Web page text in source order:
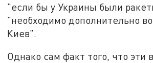
"если бы у Украины были
"необходимо дополнительно
Киев".
Однако сам факт того, что эти